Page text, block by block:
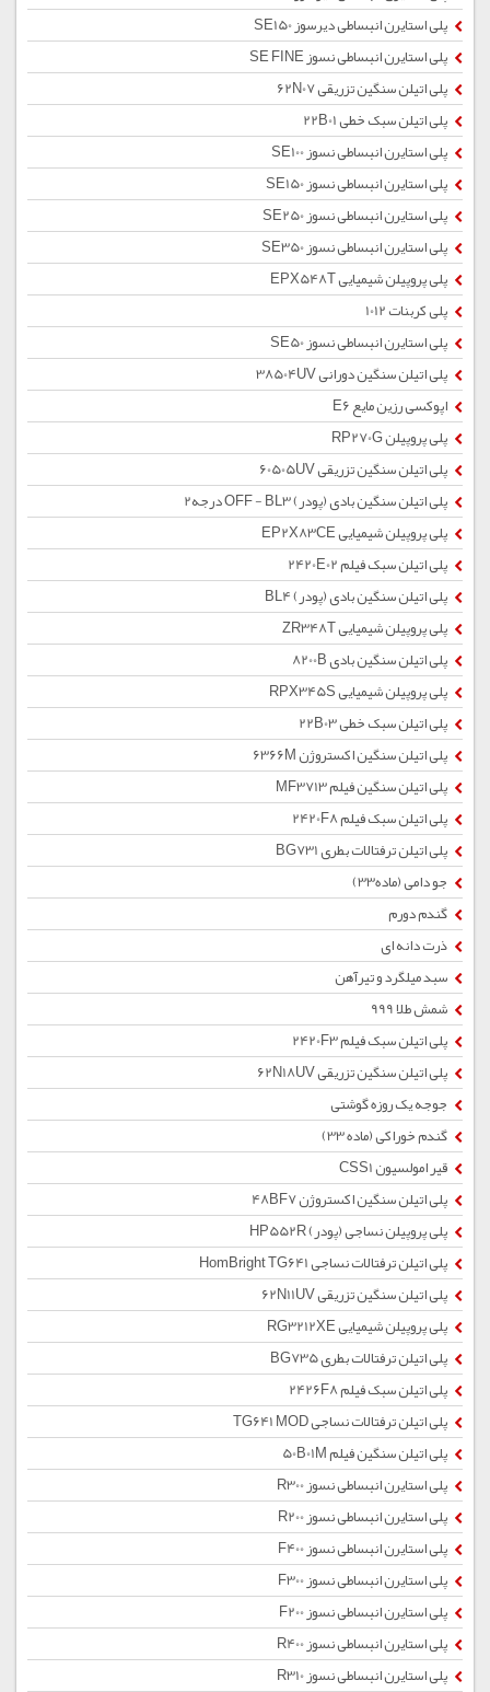
پلی استایرن انبساطی دیرسوز SE150
پلی استایرن انبساطی نسوز SE FINE
پلی اتیلن سنگین تزریقی 62N07
پلی اتیلن سبک خطی 22B01
پلی استایرن انبساطی نسوز SE100
پلی استایرن انبساطی نسوز SE150
پلی استایرن انبساطی نسوز SE250
پلی استایرن انبساطی نسوز SE350
پلی پروپیلن شیمیایی EPX548T
پلی کربنات 1012
پلی استایرن انبساطی نسوز SE50
پلی اتیلن سنگین دورانی 38504UV
اپوکسی رزین مایع E6
پلی پروپیلن RP270G
پلی اتیلن سنگین تزریقی 60505UV
پلی اتیلن سنگین بادی (پودر) OFF - BL3 درجه2
پلی پروپیلن شیمیایی EP2X83CE
پلی اتیلن سبک فیلم 2420E02
پلی اتیلن سنگین بادی (پودر) BL4
پلی پروپیلن شیمیایی ZR348T
پلی اتیلن سنگین بادی 8200B
پلی پروپیلن شیمیایی RPX345S
پلی اتیلن سبک خطی 22B03
پلی اتیلن سنگین اکستروژن 6366M
پلی اتیلن سنگین فیلم MF3713
پلی اتیلن سبک فیلم 2420F8
پلی اتیلن ترفتالات بطری BG731
جو دامی (ماده33)
گندم دورم
ذرت دانه ای
سبد میلگرد و تیرآهن
شمش طلا 999
پلی اتیلن سبک فیلم 2420F3
پلی اتیلن سنگین تزریقی 62N18UV
جوجه یک روزه گوشتی
گندم خوراکی (ماده 33)
قیر امولسیون CSS1
پلی اتیلن سنگین اکستروژن 48BF7
پلی پروپیلن نساجی (پودر) HP552R
پلی اتیلن ترفتالات نساجی HomBright TG641
پلی اتیلن سنگین تزریقی 62N11UV
پلی پروپیلن شیمیایی RG3212XE
پلی اتیلن ترفتالات بطری BG735
پلی اتیلن سبک فیلم 2426F8
پلی اتیلن ترفتالات نساجی TG641 MOD
پلی اتیلن سنگین فیلم 50B01M
پلی استایرن انبساطی نسوز R300
پلی استایرن انبساطی نسوز R200
پلی استایرن انبساطی نسوز F400
پلی استایرن انبساطی نسوز F300
پلی استایرن انبساطی نسوز F200
پلی استایرن انبساطی نسوز R400
پلی استایرن انبساطی نسوز R310